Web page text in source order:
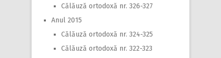
Călăuză ortodoxă nr. 326-327
Anul 2015
Călăuză ortodoxă nr. 324-325
Călăuză ortodoxă nr. 322-323